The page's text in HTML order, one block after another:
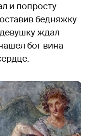
и попросту
бедняжку
ждал
бог вина